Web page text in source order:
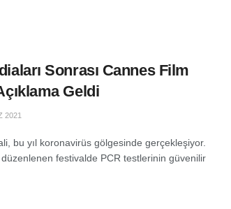
Sonrası Cannes Film
Geldi
2021
bu yıl koronavirüs gölgesinde gerçekleşiyor.
festivalde PCR testlerinin güvenilir